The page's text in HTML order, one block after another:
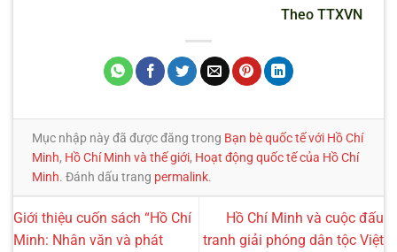
Theo TTXVN
Mục nhập này đã được đăng trong Bạn bè quốc tế với Hồ Chí
Minh, Hồ Chí Minh và thế giới, Hoạt động quốc tế của Hồ Chí
Minh. Đánh dấu trang permalink.
Giới thiệu cuốn sách “Hồ Chí
Minh: Nhân văn và phát
Hồ Chí Minh và cuộc đấu
tranh giải phóng dân tộc Việt